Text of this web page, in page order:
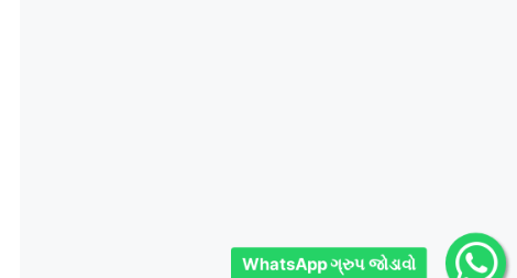
WhatsApp ગ્રુપ જોડાવો